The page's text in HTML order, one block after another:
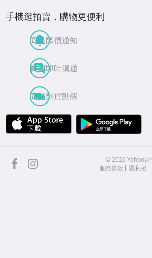
手機逛拍賣，購物更便利
商品降價通知
買賣即時溝通
商品到貨動態
APP Store
facebook ©2026 Yahoo
服務條款
隱私權